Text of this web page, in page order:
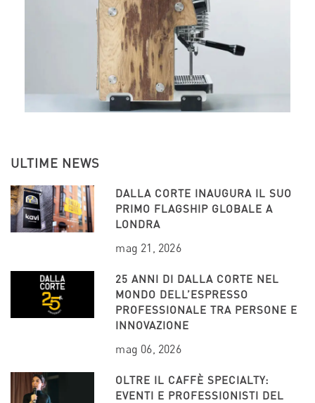
ULTIME NEWS
DALLA CORTE INAUGURA IL SUO
PRIMO FLAGSHIP GLOBALE A
LONDRA
mag 21, 2026
25 ANNI DI DALLA CORTE NEL
MONDO DELL’ESPRESSO
PROFESSIONALE TRA PERSONE E
INNOVAZIONE
mag 06, 2026
OLTRE IL CAFFÈ SPECIALTY:
EVENTI E PROFESSIONISTI DEL